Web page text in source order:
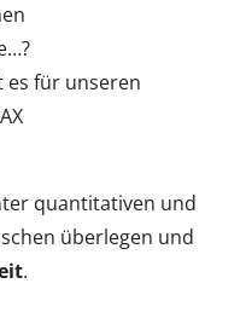
es für unseren
quantitativen und
überlegen und
.